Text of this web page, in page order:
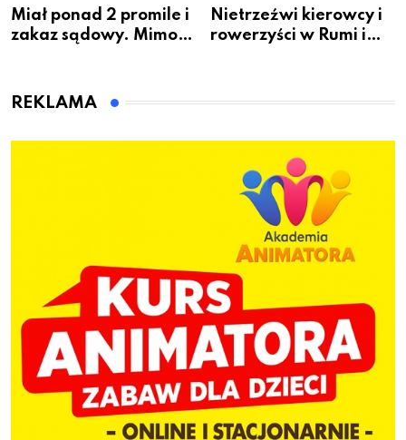
Miał ponad 2 promile i
zakaz sądowy. Mimo
Bolszewie i uderzył w
Nietrzeźwi kierowcy i
rowerzyści w Rumi i
REKLAMA